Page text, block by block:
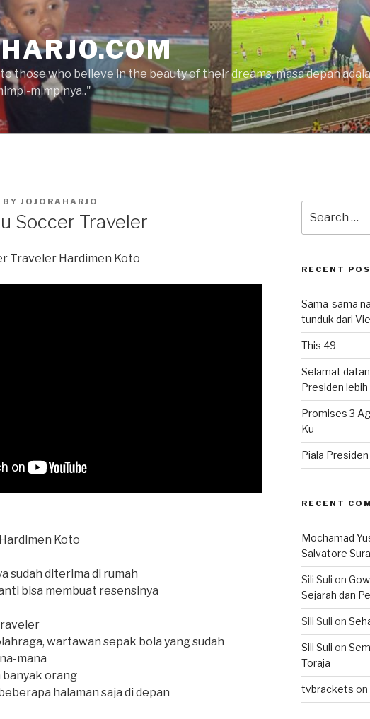
those who believe in the beauty of their dreams, masa depan
mimpinya.."
BY JOJORAHARJO
Soccer Traveler
Traveler Hardimen Koto
Koto
sudah diterima di rumah
bisa membuat resensinya
wartawan sepak bola yang sudah
mana
banyak orang
halaman saja di depan
for:
RECENT
Sama-sama
tunduk dari
This 49
Selamat
Presiden lebih
Promises 3
Ku
Piala
RECENT
Mochamad
Salvatore
Sili Suli on
Sejarah dan
Sili Suli on
Sili Suli on
Toraja
tvbrackets on